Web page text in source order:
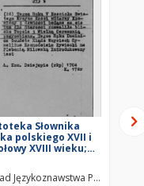
Słownika
polskiego XVII i
XVIII wieku;
Językoznawstwa PAN w